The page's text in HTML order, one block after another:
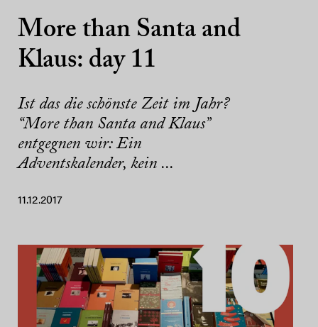
More than Santa and
Klaus: day 11
Ist das die schönste Zeit im Jahr?
“More than Santa and Klaus”
entgegnen wir: Ein
Adventskalender, kein ...
11.12.2017